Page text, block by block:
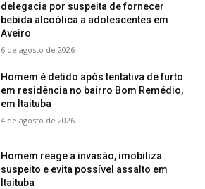
delegacia por suspeita de fornecer
bebida alcoólica a adolescentes em
Aveiro
6 de agosto de 2026
Homem é detido após tentativa de furto
em residência no bairro Bom Remédio,
em Itaituba
4 de agosto de 2026
Homem reage a invasão, imobiliza
suspeito e evita possível assalto em
Itaituba